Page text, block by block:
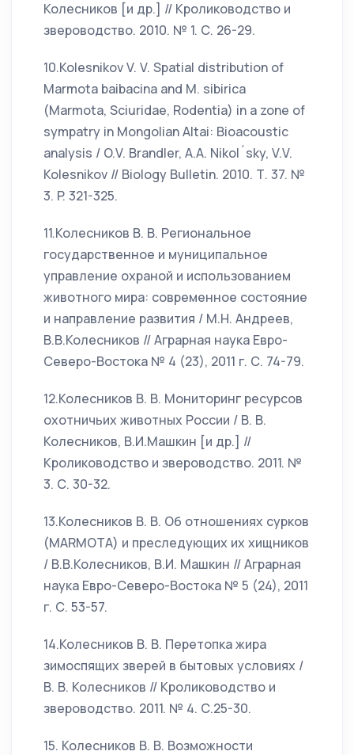
Колесников [и др.] // Кролиководство и
звероводство. 2010. № 1. С. 26-29.
10.Kolesnikov V. V. Spatial distribution of
Marmota baibacina and M. sibirica
(Marmota, Sciuridae, Rodentia) in a zone of
sympatry in Mongolian Altai: Bioacoustic
analysis / O.V. Brandler, A.A. Nikol´sky, V.V.
Kolesnikov // Biology Bulletin. 2010. Т. 37. №
3. P. 321-325.
11.Колесников В. В. Региональное
государственное и муниципальное
управление охраной и использованием
животного мира: современное состояние
и направление развития / М.Н. Андреев,
В.В.Колесников // Аграрная наука Евро-
Северо-Востока № 4 (23), 2011 г. С. 74-79.
12.Колесников В. В. Мониторинг ресурсов
охотничьих животных России / В. В.
Колесников, В.И.Машкин [и др.] //
Кролиководство и звероводство. 2011. №
3. С. 30-32.
13.Колесников В. В. Об отношениях сурков
(MARMOTA) и преследующих их хищников
/ В.В.Колесников, В.И. Машкин // Аграрная
наука Евро-Северо-Востока № 5 (24), 2011
г. С. 53-57.
14.Колесников В. В. Перетопка жира
зимоспящих зверей в бытовых условиях /
В. В. Колесников // Кролиководство и
звероводство. 2011. № 4. С.25-30.
15. Колесников В. В. Возможности